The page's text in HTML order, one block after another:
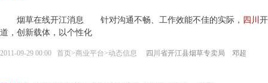
烟草在线开江消息 针对沟通不畅、工作效能不佳的实际， 四川
道，创新载体，以个性化
2011-09-29 00:00 首页>商业平台>动态信息 四川省开江县烟草专卖局 邓超